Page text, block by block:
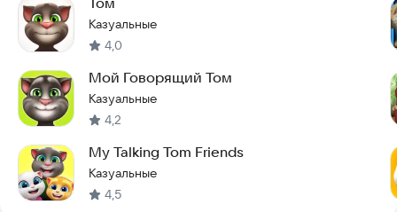
Казуальные
4,0
Мой Говорящий Том
Казуальные
4,2
My Talking Tom Friends
Казуальные
4,5